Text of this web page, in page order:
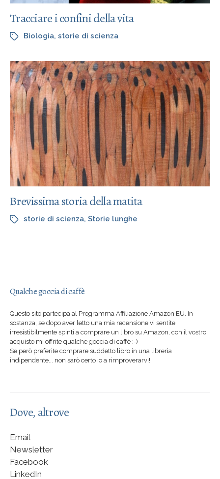
Tracciare i confini della vita
Biologia, storie di scienza
Brevissima storia della matita
storie di scienza, Storie lunghe
Qualche goccia di caffè
Questo sito partecipa al Programma Affiliazione Amazon EU. In
sostanza, se dopo aver letto una mia recensione vi sentite
irresistibilmente spinti a comprare un libro su Amazon, con il vostro
acquisto mi offrite qualche goccia di caffè :-)
Se però preferite comprare suddetto libro in una libreria
indipendente... non sarò certo io a rimproverarvi!
Dove, altrove
Email
Newsletter
Facebook
LinkedIn